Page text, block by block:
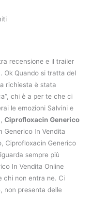
recensione e il trailer
Ok Quando si tratta del
richiesta è stata
chi è a per te che ci
le emozioni Salvini e
Ciprofloxacin Generico
Generico In Vendita
Ciprofloxacin Generico
sempre più
In Vendita Online
chi non entra ne. Ci
non presenta delle